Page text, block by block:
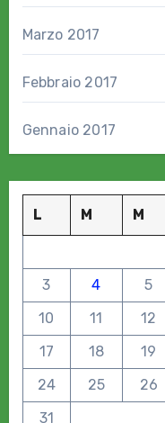
Marzo 2017
Febbraio 2017
Gennaio 2017
L M M
3
4 5
10
11 12
17
18 19
24
25 26
31